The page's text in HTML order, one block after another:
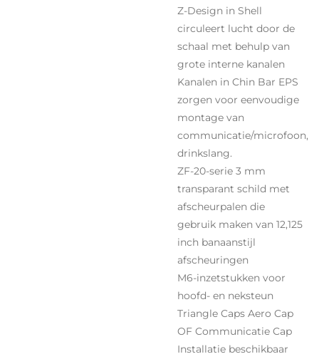
Z-Design in Shell
circuleert lucht door de
schaal met behulp van
grote interne kanalen
Kanalen in Chin Bar EPS
zorgen voor eenvoudige
montage van
communicatie/microfoon,
drinkslang.
ZF-20-serie 3 mm
transparant schild met
afscheurpalen die
gebruik maken van 12,125
inch banaanstijl
afscheuringen
M6-inzetstukken voor
hoofd- en neksteun
Triangle Caps Aero Cap
OF Communicatie Cap
Installatie beschikbaar